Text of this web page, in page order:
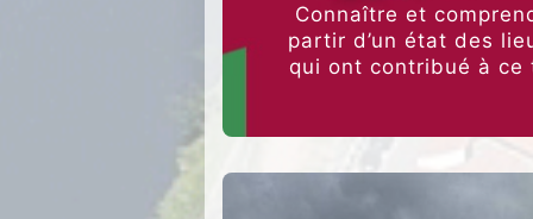
Connaître et
partir d’un état des
qui ont contribué à